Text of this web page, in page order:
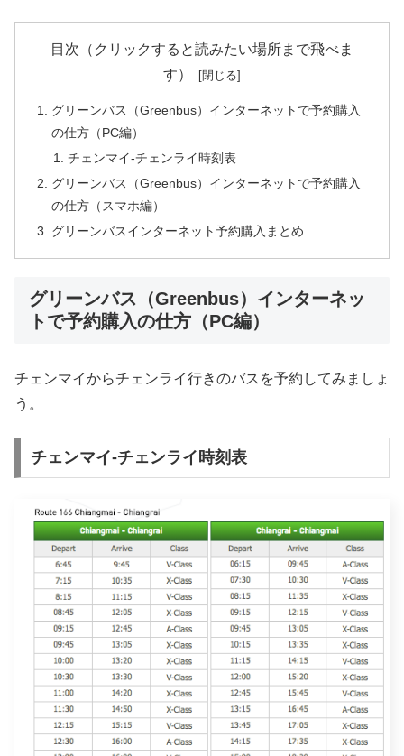
目次（クリックすると読みたい場所まで飛べま
す）
グリーンバス（Greenbus）インターネットで予約購入
の仕方（PC編）
チェンマイ-チェンライ時刻表
グリーンバス（Greenbus）インターネットで予約購入
の仕方（スマホ編）
グリーンバスインターネット予約購入まとめ
グリーンバス（Greenbus）インターネッ
トで予約購入の仕方（PC編）
チェンマイからチェンライ行きのバスを予約してみましょ
う。
チェンマイ-チェンライ時刻表